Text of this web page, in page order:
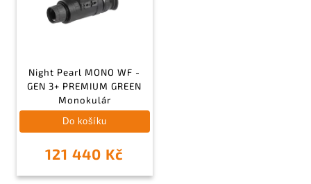
Night Pearl MONO WF -
GEN 3+ PREMIUM GREEN
Monokulár
121 440 Kč
Do košíku